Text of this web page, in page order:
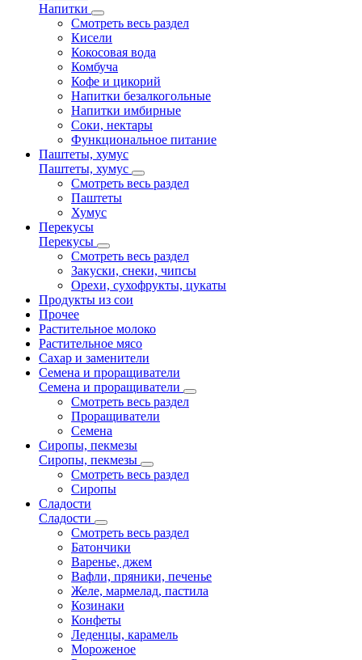
Напитки
Смотреть весь раздел
Кисели
Кокосовая вода
Комбуча
Кофе и цикорий
Напитки безалкогольные
Напитки имбирные
Соки, нектары
Функциональное питание
Паштеты, хумус
Паштеты, хумус
Смотреть весь раздел
Паштеты
Хумус
Перекусы
Перекусы
Смотреть весь раздел
Закуски, снеки, чипсы
Орехи, сухофрукты, цукаты
Продукты из сои
Прочее
Растительное молоко
Растительное мясо
Сахар и заменители
Семена и проращиватели
Семена и проращиватели
Смотреть весь раздел
Проращиватели
Семена
Сиропы, пекмезы
Сиропы, пекмезы
Смотреть весь раздел
Сиропы
Сладости
Сладости
Смотреть весь раздел
Батончики
Варенье, джем
Вафли, пряники, печенье
Желе, мармелад, пастила
Козинаки
Конфеты
Леденцы, карамель
Мороженое